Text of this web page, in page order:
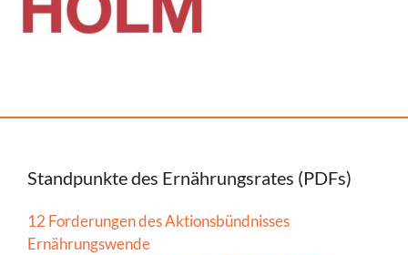
Standpunkte des Ernährungsrates (PDFs)
12 Forderungen des Aktionsbündnisses
Ernährungswende